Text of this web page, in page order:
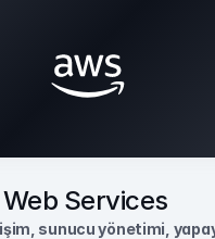
Services
sunucu yönetimi,